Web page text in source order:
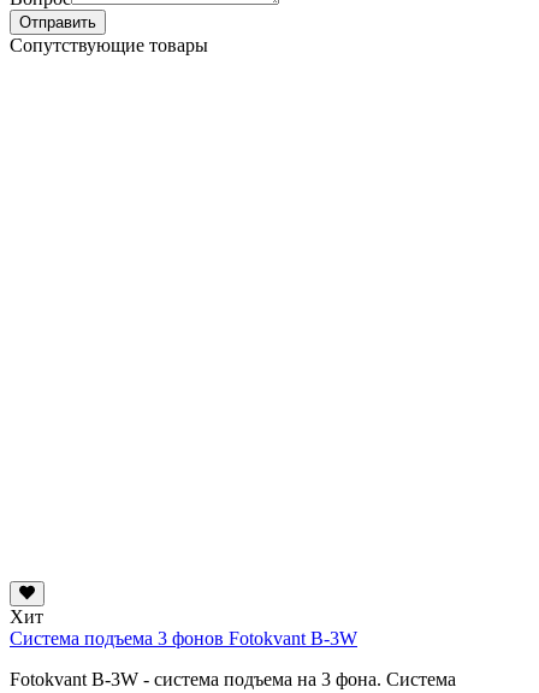
Отправить
Сопутствующие товары
Хит
Система подъема 3 фонов Fotokvant B-3W
Fotokvant B-3W - система подъема на 3 фона. Система